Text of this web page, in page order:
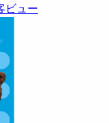
ビュー